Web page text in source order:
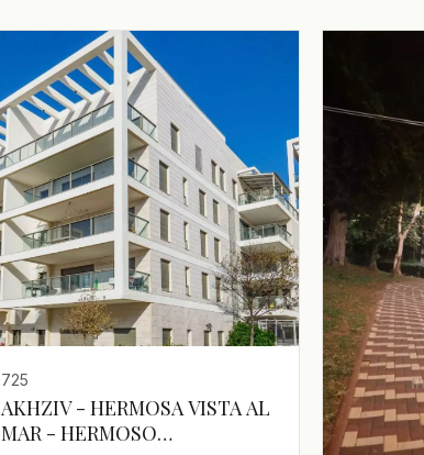
725
AKHZIV - HERMOSA VISTA AL
MAR - HERMOSO